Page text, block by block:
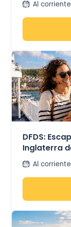
Al corriente
DFDS:
Inglaterra
Al corriente